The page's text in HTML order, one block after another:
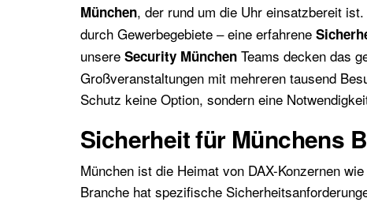
München, der rund um die Uhr einsatzbereit
durch Gewerbegebiete – eine erfahrene
unsere Security München Teams decken das
Großveranstaltungen mit mehreren tausend
Schutz keine Option, sondern eine
Sicherheit für Münchens
München ist die Heimat von DAX-Konzernen
Branche hat spezifische